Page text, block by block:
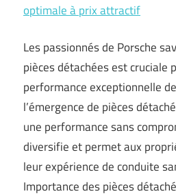
optimale à prix attractif
Les passionnés de Porsche
pièces détachées est cruciale
performance exceptionnelle
l’émergence de pièces
une performance sans
diversifie et permet aux
leur expérience de conduite
Importance des pièces